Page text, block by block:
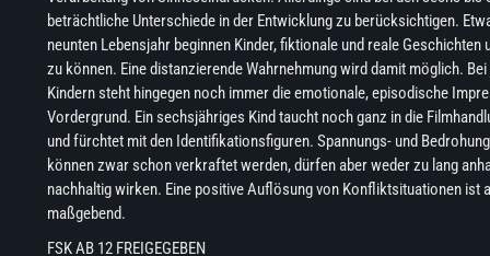
beträchtliche Unterschiede in der Entwicklung zu berücksichtigen.
neunten Lebensjahr beginnen Kinder, fiktionale und reale Geschichten
zu können. Eine distanzierende Wahrnehmung wird damit möglich.
Kindern steht hingegen noch immer die emotionale, episodische
Vordergrund. Ein sechsjähriges Kind taucht noch ganz in die
und fürchtet mit den Identifikationsfiguren. Spannungs- und
können zwar schon verkraftet werden, dürfen aber weder zu lang
nachhaltig wirken. Eine positive Auflösung von Konfliktsituationen ist
maßgebend.
FSK AB 12 FREIGEGEBEN​